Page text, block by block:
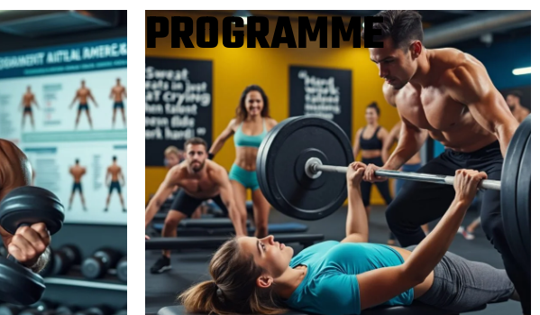
PROGRAMME